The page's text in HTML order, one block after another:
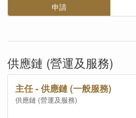
申請
供應鏈 (營運及服務)
主任 - 供應鏈 (一般服務)
供應鏈 (營運及服務)